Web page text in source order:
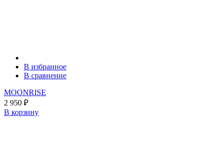
В избранное
В сравнение
MOONRISE
2 950 ₽
В корзину